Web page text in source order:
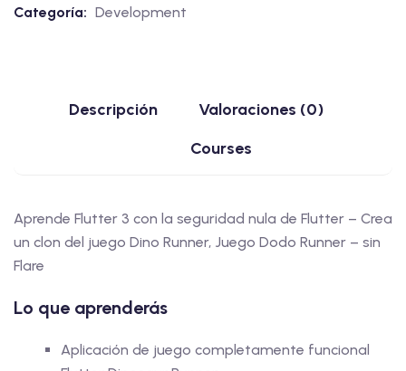
Categoría: Development
Descripción
Valoraciones (0)
Courses
Aprende Flutter 3 con la seguridad nula de Flutter – Crea
un clon del juego Dino Runner, Juego Dodo Runner – sin
Flare
Lo que aprenderás
Aplicación de juego completamente funcional